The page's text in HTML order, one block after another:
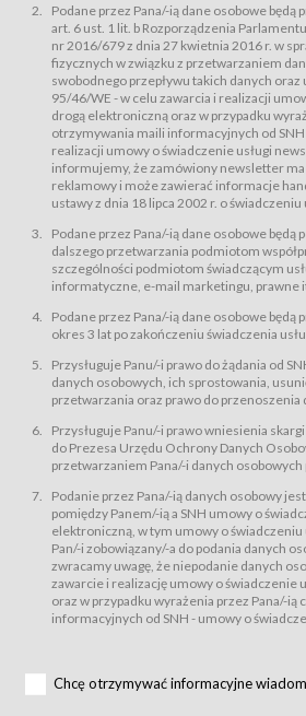
Sklep – sklep internetowy prowadzony przez
Regulamin – niniejszy regulamin.
§ 2
Postanowienia ogólne
Regulamin określa zasady:
świadczenia Usługobiorcom Usług przez
zastrzeżeniem usług, o których mowa w
zasady świadczenia precyzują odrębne
przetwarzania przez Usługodawcę danych
będących osobami fizycznymi.
świadczy Usługi drogą elektroniczną w
2002 r. o świadczeniu usług drogą elektroniczną
1204, z późń. zm.). Usługi świadczone są
usługę przeglądania i odczytywania przez
zamieszczanych w Serwisie,
usługę utrzymywania konta użytkownika w
usługę newsletter,
usługę zawierania na odległość umów
usługę zawierania na odległość umów
dnia 18 lipca 2002 r. o świadczeniu usług drogą
r., Nr 144, poz. 1204, z późń. zm.). Usługi
Na zasadach określonych w Regulaminie
Usługobiorca przed rozpoczęciem korzystania z
zapoznać się z Regulaminem. Założenie konta
usługi newsletter za pośrednictwem
zamieszczonego na stronach Serwisu
Usługobiorców wymaga akceptacji
Usługobiorca zobowiązany jest do
od chwili rozpoczęcia korzystania z Serwisu.
Regulamin jest udostępniony Usługobiorcom
Warunki techniczne korzystania z Usług
Podane przez Pana/-ią dane osobowe będą
art. 6 ust. 1 lit. b Rozporządzenia
nr 2016/679 z dnia 27 kwietnia 2016 r. w
fizycznych w związku z przetwarzaniem
swobodnego przepływu takich danych
95/46/WE - w celu zawarcia i realizacji
drogą elektroniczną oraz w przypadku
otrzymywania maili informacyjnych od
realizacji umowy o świadczenie usługi
informujemy, że zamówiony newsletter
reklamowy i może zawierać informacje
ustawy z dnia 18 lipca 2002 r. o
Podane przez Pana/-ią dane osobowe będą
dalszego przetwarzania podmiotom
szczególności podmiotom świadczącym
informatyczne, e-mail marketingu, prawne
Podane przez Pana/-ią dane osobowe będą
okres 3 lat po zakończeniu świadczenia
Przysługuje Panu/-i prawo do żądania od
danych osobowych, ich sprostowania,
przetwarzania oraz prawo do przenoszenia
Przysługuje Panu/-i prawo wniesienia
do Prezesa Urzędu Ochrony Danych
przetwarzaniem Pana/-i danych osobowych
Podanie przez Pana/-ią danych osobowy
pomiędzy Panem/-ią a SNH umowy o
elektroniczną, w tym umowy o
Pan/-i zobowiązany/-a do podania danych
zwracamy uwagę, że niepodanie danych
zawarcie i realizację umowy o świadczenie
oraz w przypadku wyrażenia przez Pana/-ią
informacyjnych od SNH - umowy o
Chcę otrzymywać informacyjne